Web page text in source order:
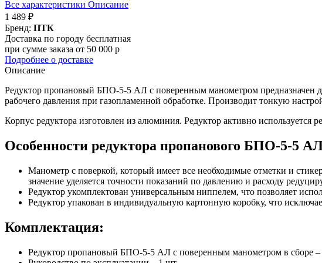
Все характеристики Описание
1 489 ₽
Бренд: ПТК
Доставка по городу бесплатная
при сумме заказа от 50 000 р
Подробнее о доставке
Описание
Редуктор пропановый БПО-5-5 АЛ с поверенным манометром предназначен
рабочего давления при газопламенной обработке. Производит тонкую
Корпус редуктора изготовлен из алюминия. Редуктор активно
Особенности редуктора пропанового БПО-5-5
Манометр с поверкой, который имеет все необходимые отметки и
значение уделяется точности показаний по давлению и расходу
Редуктор укомплектован универсальным ниппелем, что позволяет
Редуктор упакован в индивидуальную картонную коробку, что
Комплектация:
Редуктор пропановый БПО-5-5 АЛ с поверенным манометром в сборе –